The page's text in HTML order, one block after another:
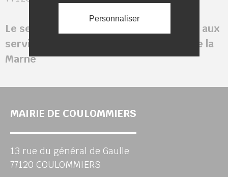
Le service est temporairement déplacé aux
services techniques, au 17 boulevard de la
Marne
MAIRIE DE COULOMMIERS
13 rue du général de Gaulle
77120 COULOMMIERS
Personnaliser